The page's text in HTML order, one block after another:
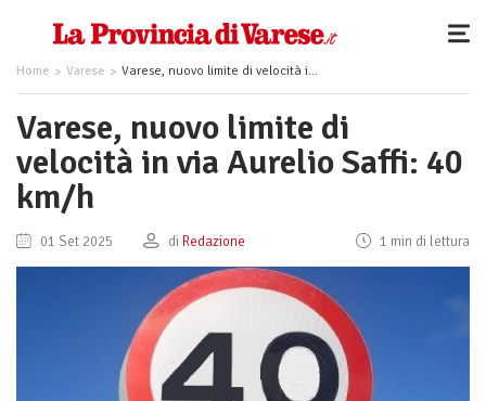
Home Varese Varese, nuovo limite di velocità in via Aurelio Saffi: 40 km/h
Varese, nuovo limite di
velocità in via Aurelio Saffi: 40
km/h
01 Set 2025 di Redazione 1 min di lettura